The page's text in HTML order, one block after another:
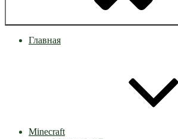
Главная
Minecraft